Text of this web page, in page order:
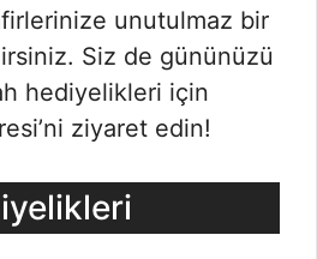
unutulmaz bir
Siz de gününüzü
hediyelikleri için
ziyaret edin!